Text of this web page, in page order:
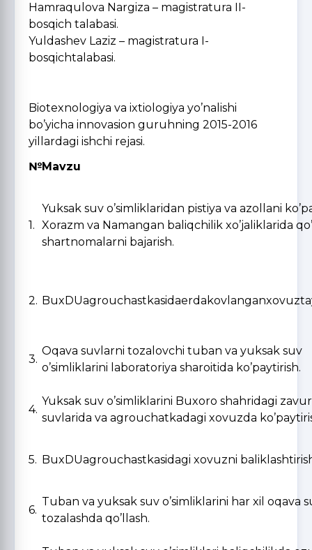
Hamraqulova Nargiza – magistratura II-
bosqich talabasi.
Yuldashev Laziz – magistratura I-
bosqichtalabasi.
Biotexnologiya va ixtiologiya yo’nalishi
bo’yicha innovasion guruhning 2015-2016
yillardagi ishchi rejasi.
№Mavzu
1.
Yuksak suv o’simliklaridan pistiya va azollani
Xorazm va Namangan baliqchilik xo’jaliklarida
shartnomalarni bajarish.
2.
3.
Oqava suvlarni tozalovchi tuban va yuksak suv
o’simliklarini laboratoriya sharoitida ko’paytirish.
4.
Yuksak suv o’simliklarini Buxoro shahridagi zavur
suvlarida va agrouchatkadagi xovuzda
5. BuxDUagrouchastkasidagi xovuzni
6.
Tuban va yuksak suv o’simliklarini har xil oqava
tozalashda qo’llash.